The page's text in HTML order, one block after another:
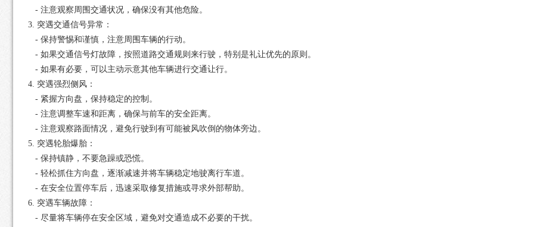
- 注意观察周围交通状况，确保没有其他危险。
3. 突遇交通信号异常：
- 保持警惕和谨慎，注意周围车辆的行动。
- 如果交通信号灯故障，按照道路交通规则来行驶，特别是礼让优先的原则。
- 如果有必要，可以主动示意其他车辆进行交通让行。
4. 突遇强烈侧风：
- 紧握方向盘，保持稳定的控制。
- 注意调整车速和距离，确保与前车的安全距离。
- 注意观察路面情况，避免行驶到有可能被风吹倒的物体旁边。
5. 突遇轮胎爆胎：
- 保持镇静，不要急躁或恐慌。
- 轻松抓住方向盘，逐渐减速并将车辆稳定地驶离行车道。
- 在安全位置停车后，迅速采取修复措施或寻求外部帮助。
6. 突遇车辆故障：
- 尽量将车辆停在安全区域，避免对交通造成不必要的干扰。